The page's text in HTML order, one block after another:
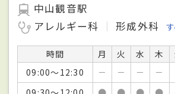
中山観音駅
アレルギー科
形成外科
時間 月 火 水 木
09:00～12:30
－ － － －